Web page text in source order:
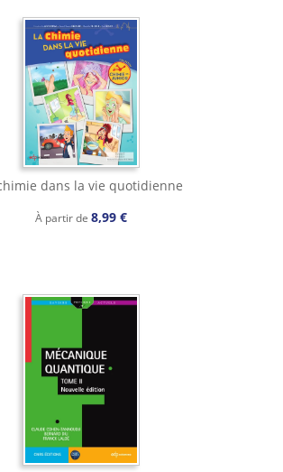
dans la vie quotidienne
À partir de 8,99 €